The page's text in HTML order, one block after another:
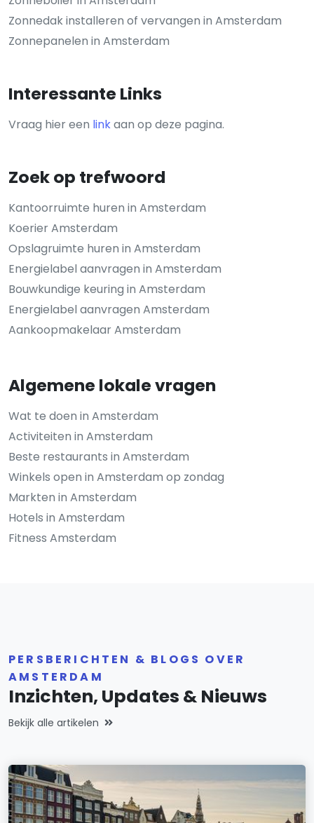
Zonnedak installeren of vervangen in Amsterdam
Zonnepanelen in Amsterdam
Interessante Links
Vraag hier een linkaan op deze pagina.
Zoek op trefwoord
Kantoorruimte huren in Amsterdam
Koerier Amsterdam
Opslagruimte huren in Amsterdam
Energielabel aanvragen in Amsterdam
Bouwkundige keuring in Amsterdam
Energielabel aanvragen Amsterdam
Aankoopmakelaar Amsterdam
Algemene lokale vragen
Wat te doen in Amsterdam
Activiteiten in Amsterdam
Beste restaurants in Amsterdam
Winkels open in Amsterdam op zondag
Markten in Amsterdam
Hotels in Amsterdam
Fitness Amsterdam
PERSBERICHTEN & BLOGS OVER
AMSTERDAM
Inzichten, Updates & Nieuws
Bekijk alle artikelen